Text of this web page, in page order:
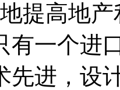
提高地
有一个进
先进，设